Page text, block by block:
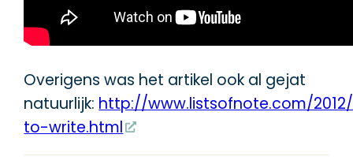
Overigens was het artikel ook al gejat
natuurlijk: http://www.listsofnote.com/
to-write.html